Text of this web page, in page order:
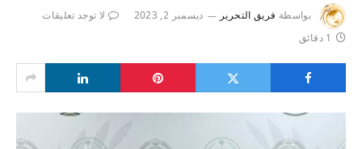
بواسطة فريق التحرير ديسمبر 2, 2023
لا توجد تعليقات
1 دقائق